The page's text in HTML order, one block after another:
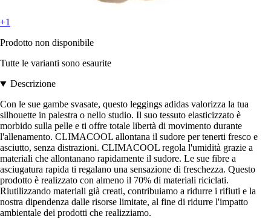
+1
Prodotto non disponibile
Tutte le varianti sono esaurite
Descrizione
Con le sue gambe svasate, questo leggings adidas valorizza la tua
silhouette in palestra o nello studio. Il suo tessuto elasticizzato è
morbido sulla pelle e ti offre totale libertà di movimento durante
l'allenamento. CLIMACOOL allontana il sudore per tenerti fresco e
asciutto, senza distrazioni. CLIMACOOL regola l'umidità grazie a
materiali che allontanano rapidamente il sudore. Le sue fibre a
asciugatura rapida ti regalano una sensazione di freschezza. Questo
prodotto è realizzato con almeno il 70% di materiali riciclati.
Riutilizzando materiali già creati, contribuiamo a ridurre i rifiuti e la
nostra dipendenza dalle risorse limitate, al fine di ridurre l'impatto
ambientale dei prodotti che realizziamo.